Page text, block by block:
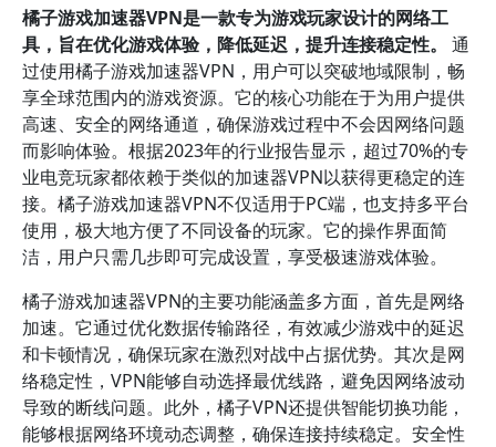
橘子游戏加速器VPN是一款专为游戏玩家设计的网络工
具，旨在优化游戏体验，降低延迟，提升连接稳定性。
通
过使用橘子游戏加速器VPN，用户可以突破地域限制，畅
享全球范围内的游戏资源。它的核心功能在于为用户提供
高速、安全的网络通道，确保游戏过程中不会因网络问题
而影响体验。根据2023年的行业报告显示，超过70%的专
业电竞玩家都依赖于类似的加速器VPN以获得更稳定的连
接。橘子游戏加速器VPN不仅适用于PC端，也支持多平台
使用，极大地方便了不同设备的玩家。它的操作界面简
洁，用户只需几步即可完成设置，享受极速游戏体验。
橘子游戏加速器VPN的主要功能涵盖多方面，首先是网络
加速。它通过优化数据传输路径，有效减少游戏中的延迟
和卡顿情况，确保玩家在激烈对战中占据优势。其次是网
络稳定性，VPN能够自动选择最优线路，避免因网络波动
导致的断线问题。此外，橘子VPN还提供智能切换功能，
能够根据网络环境动态调整，确保连接持续稳定。安全性